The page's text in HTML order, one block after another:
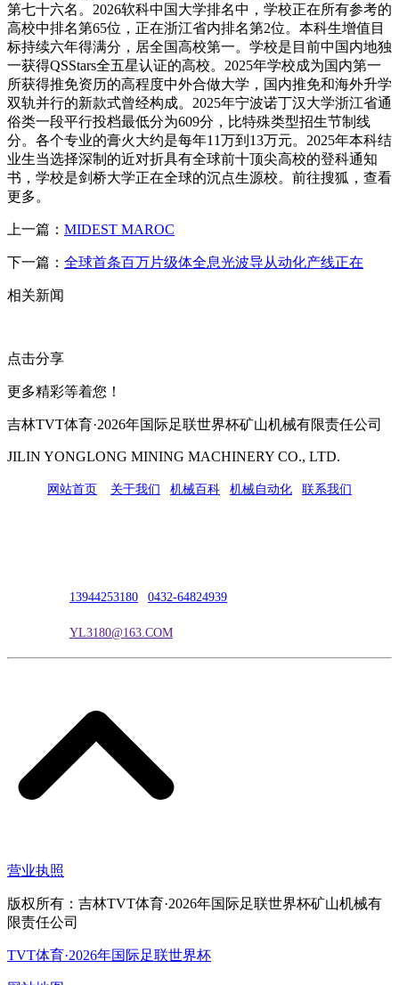
第七十六名。2026软科中国大学排名中，学校正在所有参考的
高校中排名第65位，正在浙江省内排名第2位。本科生增值目
标持续六年得满分，居全国高校第一。学校是目前中国内地独
一获得QSStars全五星认证的高校。2025年学校成为国内第一
所获得推免资历的高程度中外合做大学，国内推免和海外升学
双轨并行的新款式曾经构成。2025年宁波诺丁汉大学浙江省通
俗类一段平行投档最低分为609分，比特殊类型招生节制线
分。各个专业的膏火大约是每年11万到13万元。2025年本科结
业生当选择深制的近对折具有全球前十顶尖高校的登科通知
书，学校是剑桥大学正在全球的沉点生源校。前往搜狐，查看
更多。
上一篇： MIDEST MAROC
下一篇： 全球首条百万片级体全息光波导从动化产线正在
相关新闻
点击分享
更多精彩等着您！
吉林TVT体育·2026年国际足联世界杯矿山机械有限责任公司
JILIN YONGLONG MINING MACHINERY CO., LTD.
网站首页 关于我们 机械百科 机械自动化 联系我们
13944253180 0432-64824939
YL3180@163.COM
营业执照
版权所有：吉林TVT体育·2026年国际足联世界杯矿山机械有
限责任公司
TVT体育·2026年国际足联世界杯